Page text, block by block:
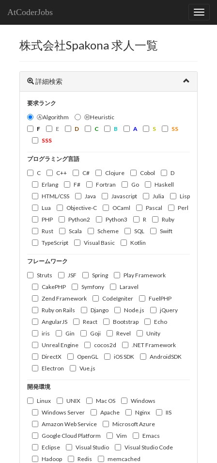
AtCoderJobs
株式会社Spakona 求人一覧
詳細検索
要求ランク
ⒶAlgorithm
ⒽHeuristic
F
E D C B A S
SS
SSS
プログラミング言語
C
C++ C# Clojure Cobol
D
Erlang
F# Fortran Go
Haskell
HTML/CSS
Java Javascript Julia
Lisp
Lua
Objective-C OCaml Pascal
Perl
PHP
Python2 Python3 R
Ruby
Rust
Scala Scheme SQL
Swift
TypeScript
Visual Basic Kotlin
フレームワーク
Struts
JSF Spring
Play Framework
CakePHP
Symfony
Laravel
Zend Framework
CodeIgniter
FuelPHP
Ruby on Rails
Django Node.js
jQuery
AngularJS
React Bootstrap
Echo
iris
Gin Goji Revel
Unity
Unreal Engine
cocos2d
.NET Framework
DirectX
OpenGL iOS SDK
AndroidSDK
Electron
Vue.js
開発環境
Linux
UNIX Mac OS
Windows
Windows Server
Apache Nginx
IIS
Amazon Web Service
Microsoft Azure
Google Cloud Platform
Vim
Emacs
Eclipse
Visual Studio
Visual Studio Code
Hadoop
Redis
memcached